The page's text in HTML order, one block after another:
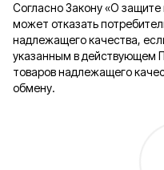
Согласно Закону «О
может отказать
надлежащего качества,
указанным в действующем
товаров надлежащего
обмену.